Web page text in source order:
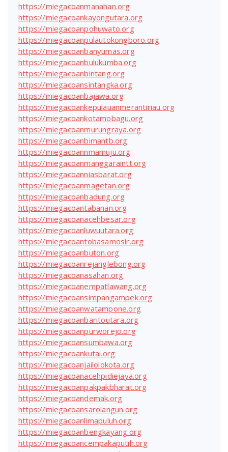
https://miegacoanmanahan.org
https://miegacoankayongutara.org
https://miegacoanpohuwato.org
https://miegacoanpulautokongboro.org
https://miegacoanbanyumas.org
https://miegacoanbulukumba.org
https://miegacoanbintang.org
https://miegacoansintangka.org
https://miegacoanbajawa.org
https://miegacoankepulauanmerantiriau.org
https://miegacoankotamobagu.org
https://miegacoanmurungraya.org
https://miegacoanbimantb.org
https://miegacoannmamuju.org
https://miegacoanmanggaraintt.org
https://miegacoanniasbarat.org
https://miegacoanmagetan.org
https://miegacoanbadung.org
https://miegacoantabanan.org
https://miegacoanacehbesar.org
https://miegacoanluwuutara.org
https://miegacoantobasamosir.org
https://miegacoanbuton.org
https://miegacoanrejanglebong.org
https://miegacoanasahan.org
https://miegacoanempatlawang.org
https://miegacoansimpangampek.org
https://miegacoanwatampone.org
https://miegacoanbaritoutara.org
https://miegacoanpurworejo.org
https://miegacoansumbawa.org
https://miegacoankutai.org
https://miegacoanjailolokota.org
https://miegacoanacehpidiejaya.org
https://miegacoanpakpakbharat.org
https://miegacoandemak.org
https://miegacoansarolangun.org
https://miegacoanlimapuluh.org
https://miegacoanbengkayang.org
https://miegacoancempakaputih.org